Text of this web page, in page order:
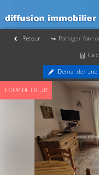
Retour Partager
Demander une
COUP DE CŒUR